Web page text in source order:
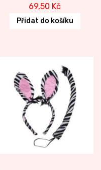
69,50 Kč
Přidat do košíku